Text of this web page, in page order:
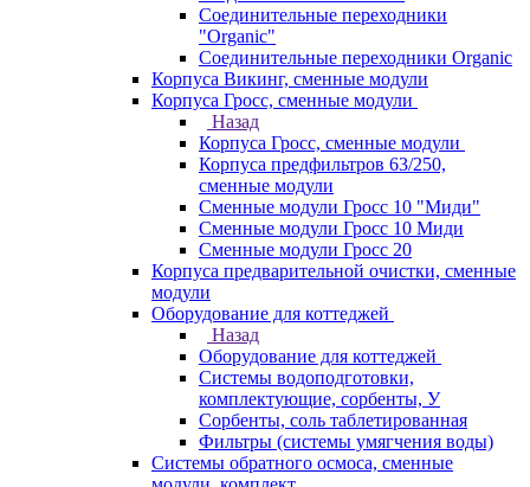
Соединительные переходники
"Organic"
Соединительные переходники Organic
Корпуса Викинг, сменные модули
Корпуса Гросс, сменные модули
Назад
Корпуса Гросс, сменные модули
Корпуса предфильтров 63/250,
сменные модули
Сменные модули Гросс 10 "Миди"
Сменные модули Гросс 10 Миди
Сменные модули Гросс 20
Корпуса предварительной очистки, сменные
модули
Оборудование для коттеджей
Назад
Оборудование для коттеджей
Системы водоподготовки,
комплектующие, сорбенты, У
Сорбенты, соль таблетированная
Фильтры (системы умягчения воды)
Системы обратного осмоса, сменные